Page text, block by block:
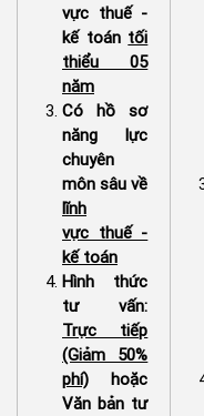
vực thuế -
kế toán tối
thiểu 05
năm
Có hồ sơ
năng lực
chuyên
môn sâu về
lĩnh
vực thuế -
kế toán
Hình thức
tư vấn:
Trực tiếp
(Giảm 50%
phí) hoặc
Văn bản tư